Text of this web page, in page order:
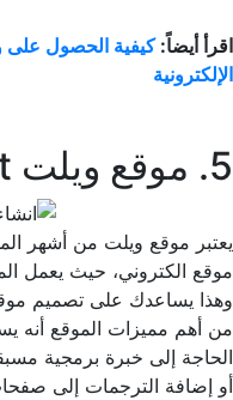
اقرأ أيضاً:كيفية الحصول على
الإلكترونية
5. موقع ويلت Wuilt
يعتبر موقع ويلت من أشهر
موقع الكتروني، حيث يعمل
من أهم مميزات الموقع أنه
الحاجة إلى خبرة برمجية
أو إضافة الترجمات إلى